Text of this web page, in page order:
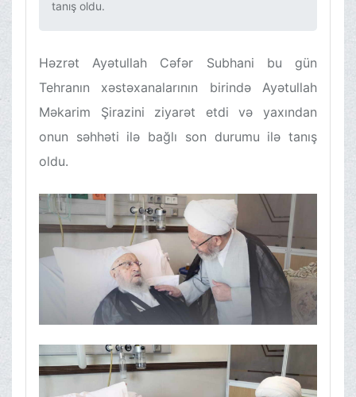
tanış oldu. ‌
Həzrət Ayətullah Cəfər Subhani bu gün
Tehranın xəstəxanalarının birində Ayətullah
Məkarim Şirazini ziyarət etdi və yaxından
onun səhhəti ilə bağlı son durumu ilə tanış
oldu.